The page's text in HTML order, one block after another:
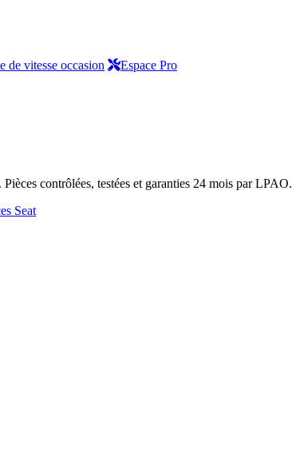
de vitesse occasion
Espace Pro
contrôlées, testées et garanties 24 mois par LPAO.
Seat